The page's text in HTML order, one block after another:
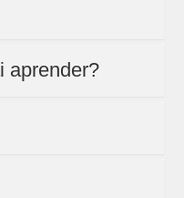
aprender?